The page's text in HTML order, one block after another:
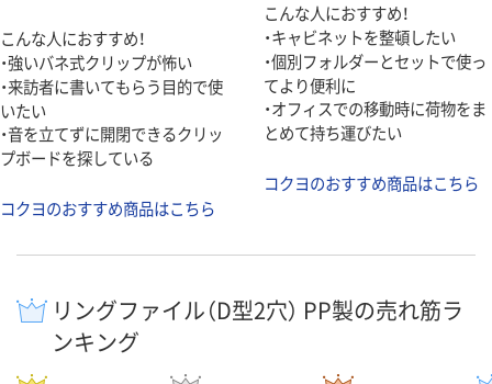
こんな人におすすめ！
・強いバネ式クリップが怖い
・来訪者に書いてもらう目的で使
いたい
・音を立てずに開閉できるクリッ
プボードを探している
コクヨのおすすめ商品はこちら
こんな人におすすめ！
・キャビネットを整頓したい
・個別フォルダーとセットで使っ
てより便利に
・オフィスでの移動時に荷物をま
とめて持ち運びたい
コクヨのおすすめ商品はこちら
リングファイル（D型2穴） PP製の売れ筋ラ
ンキング